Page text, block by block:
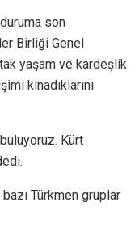
son
Birliği Genel
yaşam ve kardeşlik
kınadıklarını
Kürt
Türkmen gruplar